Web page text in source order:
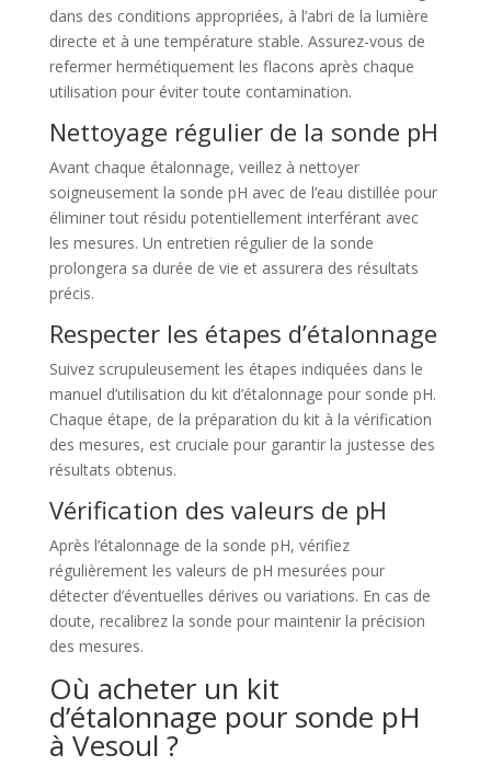
dans des conditions appropriées, à l’abri de la lumière
directe et à une température stable. Assurez-vous de
refermer hermétiquement les flacons après chaque
utilisation pour éviter toute contamination.
Nettoyage régulier de la sonde pH
Avant chaque étalonnage, veillez à nettoyer
soigneusement la sonde pH avec de l’eau distillée pour
éliminer tout résidu potentiellement interférant avec
les mesures. Un entretien régulier de la sonde
prolongera sa durée de vie et assurera des résultats
précis.
Respecter les étapes d’étalonnage
Suivez scrupuleusement les étapes indiquées dans le
manuel d’utilisation du kit d’étalonnage pour sonde pH.
Chaque étape, de la préparation du kit à la vérification
des mesures, est cruciale pour garantir la justesse des
résultats obtenus.
Vérification des valeurs de pH
Après l’étalonnage de la sonde pH, vérifiez
régulièrement les valeurs de pH mesurées pour
détecter d’éventuelles dérives ou variations. En cas de
doute, recalibrez la sonde pour maintenir la précision
des mesures.
Où acheter un kit
d’étalonnage pour sonde pH
à Vesoul ?